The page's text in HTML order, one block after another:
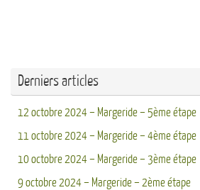
Derniers articles
12 octobre 2024 – Margeride – 5ème étape
11 octobre 2024 – Margeride – 4ème étape
10 octobre 2024 – Margeride – 3ème étape
9 octobre 2024 – Margeride – 2ème étape